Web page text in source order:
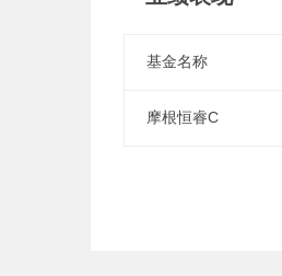
基金名称
摩根恒睿C